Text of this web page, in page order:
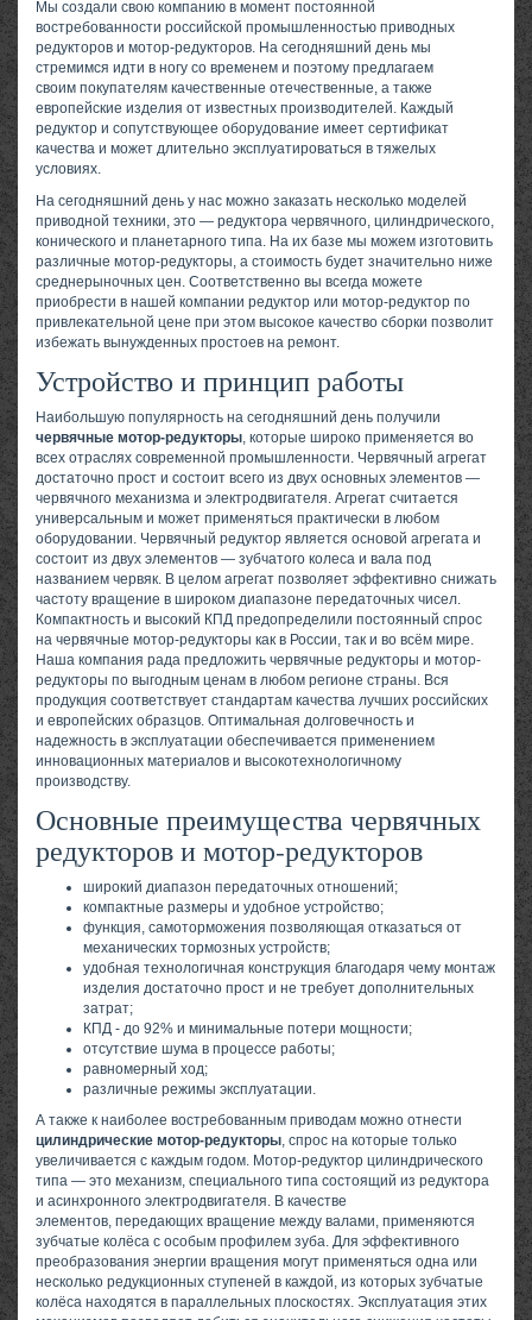
Мы создали свою компанию в момент постоянной
востребованности российской промышленностью приводных
редукторов и мотор-редукторов. На сегодняшний день мы
стремимся идти в ногу со временем и поэтому предлагаем
своим покупателям качественные отечественные, а также
европейские изделия от известных производителей. Каждый
редуктор и сопутствующее оборудование имеет сертификат
качества и может длительно эксплуатироваться в тяжелых
условиях.
На сегодняшний день у нас можно заказать несколько моделей
приводной техники, это — редуктора червячного, цилиндрического,
конического и планетарного типа. На их базе мы можем изготовить
различные мотор-редукторы, а стоимость будет значительно ниже
среднерыночных цен. Соответственно вы всегда можете
приобрести в нашей компании редуктор или мотор-редуктор по
привлекательной цене при этом высокое качество сборки позволит
избежать вынужденных простоев на ремонт.
Устройство и принцип работы
Наибольшую популярность на сегодняшний день получили
червячные мотор-редукторы, которые широко применяется во
всех отраслях современной промышленности. Червячный агрегат
достаточно прост и состоит всего из двух основных элементов —
червячного механизма и электродвигателя. Агрегат считается
универсальным и может применяться практически в любом
оборудовании. Червячный редуктор является основой агрегата и
состоит из двух элементов — зубчатого колеса и вала под
названием червяк. В целом агрегат позволяет эффективно снижать
частоту вращение в широком диапазоне передаточных чисел.
Компактность и высокий КПД предопределили постоянный спрос
на червячные мотор-редукторы как в России, так и во всём мире.
Наша компания рада предложить червячные редукторы и мотор-
редукторы по выгодным ценам в любом регионе страны. Вся
продукция соответствует стандартам качества лучших российских
и европейских образцов. Оптимальная долговечность и
надежность в эксплуатации обеспечивается применением
инновационных материалов и высокотехнологичному
производству.
Основные преимущества червячных
редукторов и мотор-редукторов
широкий диапазон передаточных отношений;
компактные размеры и удобное устройство;
функция, самоторможения позволяющая отказаться от
механических тормозных устройств;
удобная технологичная конструкция благодаря чему монтаж
изделия достаточно прост и не требует дополнительных
затрат;
КПД - до 92% и минимальные потери мощности;
отсутствие шума в процессе работы;
равномерный ход;
различные режимы эксплуатации.
А также к наиболее востребованным приводам можно отнести
цилиндрические мотор-редукторы, спрос на которые только
увеличивается с каждым годом. Мотор-редуктор цилиндрического
типа — это механизм, специального типа состоящий из редуктора
и асинхронного электродвигателя. В качестве
элементов, передающих вращение между валами, применяются
зубчатые колёса с особым профилем зуба. Для эффективного
преобразования энергии вращения могут применяться одна или
несколько редукционных ступеней в каждой, из которых зубчатые
колёса находятся в параллельных плоскостях. Эксплуатация этих